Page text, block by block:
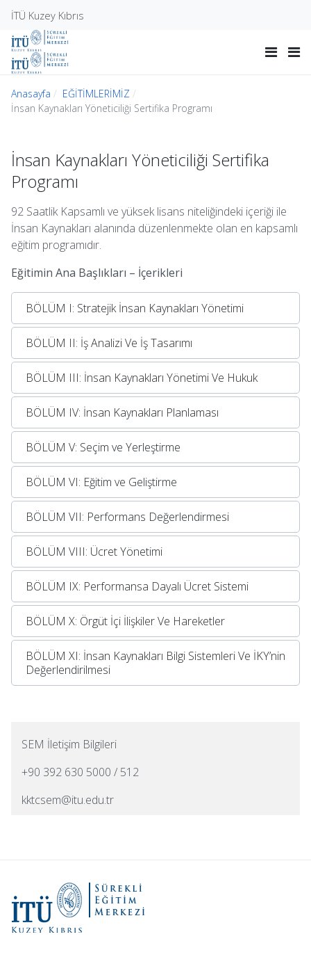
İTÜ Kuzey Kıbrıs
Anasayfa
EĞİTİMLERİMİZ
İnsan Kaynakları Yöneticiliği Sertifika Programı
İnsan Kaynakları Yöneticiliği Sertifika
Programı
92 Saatlik Kapsamlı ve yüksek lisans niteliğindeki içeriği ile
İnsan Kaynakları alanında düzenlenmekte olan en kapsamlı
eğitim programıdır.
Eğitimin Ana Başlıkları – İçerikleri
BÖLÜM I: Stratejik İnsan Kaynakları Yönetimi
BÖLÜM II: İş Analizi Ve İş Tasarımı
BÖLÜM III: İnsan Kaynakları Yönetimi Ve Hukuk
BÖLÜM IV: İnsan Kaynakları Planlaması
BÖLÜM V: Seçim ve Yerleştirme
BÖLÜM VI: Eğitim ve Geliştirme
BÖLÜM VII: Performans Değerlendirmesi
BÖLÜM VIII: Ücret Yönetimi
BÖLÜM IX: Performansa Dayalı Ücret Sistemi
BÖLÜM X: Örgüt İçi İlişkiler Ve Hareketler
BÖLÜM XI: İnsan Kaynakları Bilgi Sistemleri Ve İKY’nin
Değerlendirilmesi
SEM İletişim Bilgileri
+90 392 630 5000 / 512
kktcsem@itu.edu.tr